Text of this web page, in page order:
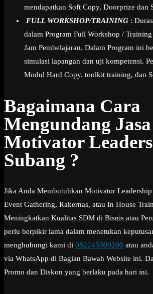
mendapatkan Soft Copy, Doorprize dan
FULL WORKSHOP/TRAINING :
dalam Program Full Workshop /
Jam Pembelajaran. Dalam Program ini
simulasi lapangan dan uji kompetensi.
Modul Hard Copy. toolkit training, dan
Bagaimana Cara
Mengundang Jasa
Motivator
Subang ?
Jika Anda Membutuhkan Motivator
Event Gathering, Rakernas, atau In House
Meningkatkan Kualitas SDM di Bisnis atau
perlu berpikir lama dalam menetukan
menghubungi kami di 082245009200 atau
via WhatsApp di Bagian Bawah Website ini.
Promo dan Diskon yang berlaku pada hari ini.